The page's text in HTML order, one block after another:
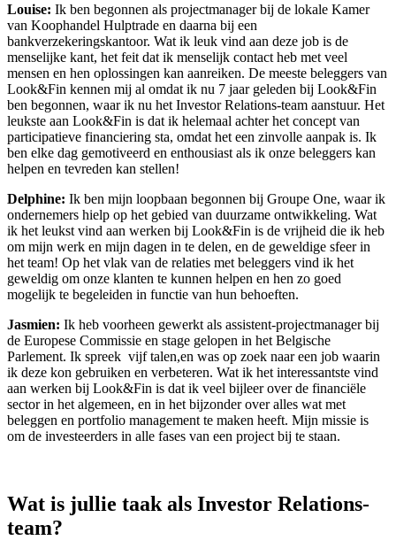
Louise: Ik ben begonnen als projectmanager bij de lokale Kamer
van Koophandel Hulptrade en daarna bij een
bankverzekeringskantoor. Wat ik leuk vind aan deze job is de
menselijke kant, het feit dat ik menselijk contact heb met veel
mensen en hen oplossingen kan aanreiken. De meeste beleggers van
Look&Fin kennen mij al omdat ik nu 7 jaar geleden bij Look&Fin
ben begonnen, waar ik nu het Investor Relations-team aanstuur. Het
leukste aan Look&Fin is dat ik helemaal achter het concept van
participatieve financiering sta, omdat het een zinvolle aanpak is. Ik
ben elke dag gemotiveerd en enthousiast als ik onze beleggers kan
helpen en tevreden kan stellen!
Delphine: Ik ben mijn loopbaan begonnen bij Groupe One, waar ik
ondernemers hielp op het gebied van duurzame ontwikkeling. Wat
ik het leukst vind aan werken bij Look&Fin is de vrijheid die ik heb
om mijn werk en mijn dagen in te delen, en de geweldige sfeer in
het team! Op het vlak van de relaties met beleggers vind ik het
geweldig om onze klanten te kunnen helpen en hen zo goed
mogelijk te begeleiden in functie van hun behoeften.
Jasmien: Ik heb voorheen gewerkt als assistent-projectmanager bij
de Europese Commissie en stage gelopen in het Belgische
Parlement. Ik spreek vijf talen,en was op zoek naar een job waarin
ik deze kon gebruiken en verbeteren. Wat ik het interessantste vind
aan werken bij Look&Fin is dat ik veel bijleer over de financiële
sector in het algemeen, en in het bijzonder over alles wat met
beleggen en portfolio management te maken heeft. Mijn missie is
om de investeerders in alle fases van een project bij te staan.
Wat is jullie taak als Investor Relations-
team?